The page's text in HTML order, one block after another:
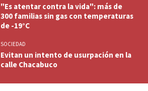
"Es atentar contra la vida": más de
300 familias sin gas con temperaturas
de -19°C
SOCIEDAD
Evitan un intento de usurpación en la
calle Chacabuco